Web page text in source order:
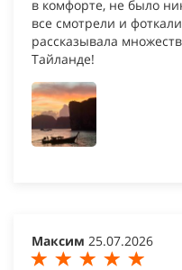
в комфорте, не было
все смотрели и
рассказывала
Тайланде!
Максим 25.07.2026